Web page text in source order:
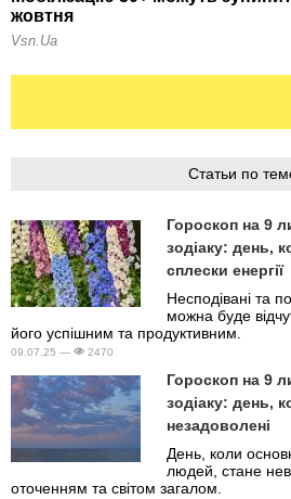
Статьи по
Гороскоп на 9
зодіаку: день,
сплески енергії
Несподівані та
можна буде
його успішним та продуктивним.
09.07.25 — 2470
Гороскоп на 9
зодіаку: день,
незадоволені
День, коли
людей, стане
оточенням та світом загалом.